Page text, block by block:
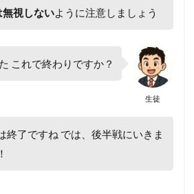
無視しないように注意しましょう
生徒
これで終わりですか？
終了ですね では、後半戦にいきま